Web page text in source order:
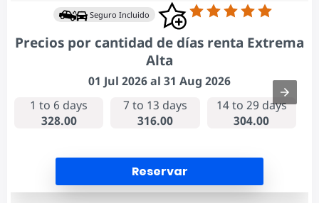
Seguro Incluido
Precios por cantidad de días renta Extrema
Alta
01 Jul 2026 al 31 Aug 2026
1 to 6 days
328.00
7 to 13 days
316.00
14 to 29 days
304.00
Reservar